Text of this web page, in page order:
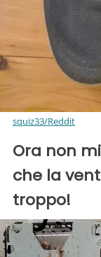
squiz33/Reddit
Ora non
che la
troppo!